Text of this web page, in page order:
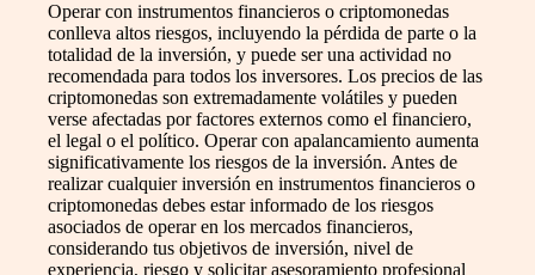
Operar con instrumentos financieros o criptomonedas
conlleva altos riesgos, incluyendo la pérdida de parte o la
totalidad de la inversión, y puede ser una actividad no
recomendada para todos los inversores. Los precios de las
criptomonedas son extremadamente volátiles y pueden
verse afectadas por factores externos como el financiero,
el legal o el político. Operar con apalancamiento aumenta
significativamente los riesgos de la inversión. Antes de
realizar cualquier inversión en instrumentos financieros o
criptomonedas debes estar informado de los riesgos
asociados de operar en los mercados financieros,
considerando tus objetivos de inversión, nivel de
experiencia, riesgo y solicitar asesoramiento profesional